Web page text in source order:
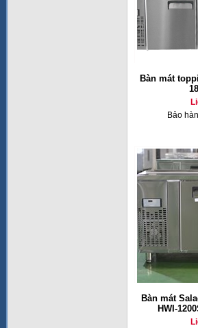
Bàn mát
Bảo
Bàn mát
HWI-